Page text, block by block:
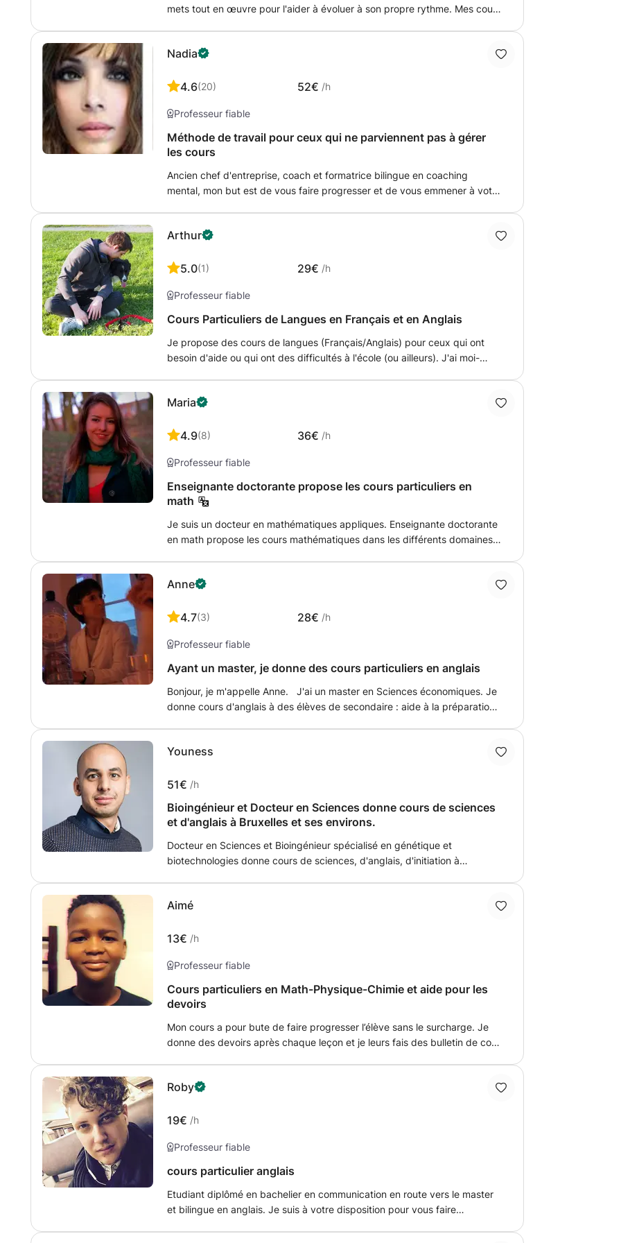
mets tout en œuvre pour l'aider à évoluer à son propre rythme. Mes cours
aménagements spécifiques. Attention : je demande 25 euros / heure,
Nadia
4.6(20) 52€ /h
Professeur fiable
Méthode de travail pour ceux qui ne parviennent pas à gérer
les cours
Ancien chef d'entreprise, coach et formatrice bilingue en coaching
mental, mon but est de vous faire progresser et de vous emmener à votre
Arthur
5.0(1) 29€ /h
Professeur fiable
Cours Particuliers de Langues en Français et en Anglais
Je propose des cours de langues (Français/Anglais) pour ceux qui ont
besoin d'aide ou qui ont des difficultés à l'école (ou ailleurs). J'ai moi-
une posture professionnelle. Ayant atteint un niveau C2 en Anglais, je
la possibilité de donner cours à votre domicile ou chez moi, ou encore en
personnels, n'hésitez donc pas à envoyer un message pour demander
une plage horaire, même si elle ne figure pas dans mes disponibilités. Au
plaisir de vous aider !
Maria
4.9(8) 36€ /h
Professeur fiable
Enseignante doctorante propose les cours particuliers en
math
Je suis un docteur en mathématiques appliques. Enseignante doctorante
en math propose les cours mathématiques dans les différents domaines.
bilingue : anglais et français
Anne
4.7(3) 28€ /h
Professeur fiable
Ayant un master, je donne des cours particuliers en anglais
Bonjour, je m'appelle Anne. J'ai un master en Sciences économiques. Je
donne cours d'anglais à des élèves de secondaire : aide à la préparation
Rhode St Genèse.
Youness
51€ /h
Bioingénieur et Docteur en Sciences donne cours de sciences
et d'anglais à Bruxelles et ses environs.
Docteur en Sciences et Bioingénieur spécialisé en génétique et
biotechnologies donne cours de sciences, d'anglais, d'initiation à
secondaire ainsi qu'à ceux qui étudient en école sup ou à l'université.
Aimé
13€ /h
Professeur fiable
Cours particuliers en Math-Physique-Chimie et aide pour les
devoirs
Mon cours a pour bute de faire progresser l’élève sans le surcharge. Je
donne des devoirs après chaque leçon et je leurs fais des bulletin de cote
Roby
19€ /h
Professeur fiable
cours particulier anglais
Etudiant diplômé en bachelier en communication en route vers le master
et bilingue en anglais. Je suis à votre disposition pour vous faire